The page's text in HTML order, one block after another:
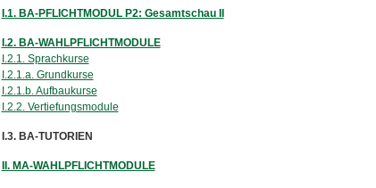
I.1. BA-PFLICHTMODUL P2: Gesamtschau II
I.2. BA-WAHLPFLICHTMODULE
I.2.1. Sprachkurse
I.2.1.a. Grundkurse
I.2.1.b. Aufbaukurse
I.2.2. Vertiefungsmodule
I.3. BA-TUTORIEN
II. MA-WAHLPFLICHTMODULE